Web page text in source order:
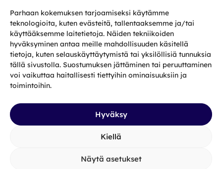
Parhaan kokemuksen tarjoamiseksi käytämme
teknologioita, kuten evästeitä, tallentaaksemme ja/tai
käyttääksemme laitetietoja. Näiden tekniikoiden
hyväksyminen antaa meille mahdollisuuden käsitellä
tietoja, kuten selauskäyttäytymistä tai yksilöllisiä tunnuksia
tällä sivustolla. Suostumuksen jättäminen tai peruuttaminen
voi vaikuttaa haitallisesti tiettyihin ominaisuuksiin ja
toimintoihin.
Hyväksy
Kiellä
Näytä asetukset
Saat tiedon tulevista tapahtumista sekä
toiminnastamme rikos­taustaisten ja heidän
läheistensä aseman parantamiseksi.
Tilaa
Facebook
X Instagram
LinkedIn
|Saavutettavuus